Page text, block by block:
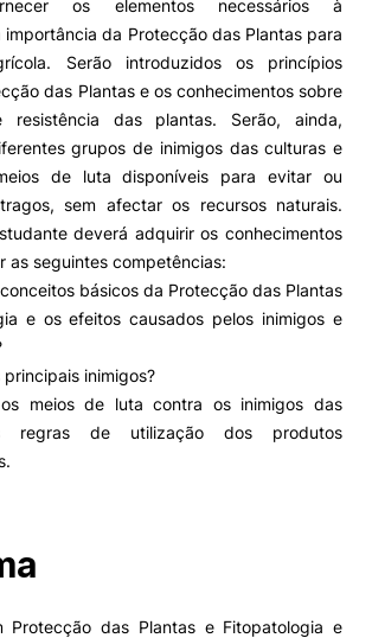
os elementos necessários à
da Protecção das Plantas para
Serão introduzidos os princípios
das Plantas e os conhecimentos sobre
resistência das plantas. Serão, ainda,
grupos de inimigos das culturas e
de luta disponíveis para evitar ou
sem afectar os recursos naturais.
deverá adquirir os conhecimentos
as seguintes competências:
básicos da Protecção das Plantas
e os efeitos causados pelos inimigos e
inimigos?
meios de luta contra os inimigos das
regras de utilização dos produtos
Protecção das Plantas e Fitopatologia e